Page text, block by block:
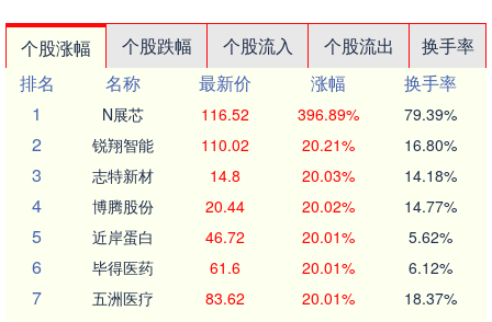
个股涨幅 个股跌幅 个股流入 个股流出
换手率
排名
名称 最新价 涨幅
换手率
1
N展芯 116.52 396.89% 79.39%
2 锐翔智能 110.02 20.21% 16.80%
3 志特新材 14.8 20.03% 14.18%
4 博腾股份 20.44 20.02% 14.77%
5 近岸蛋白 46.72 20.01% 5.62%
6 毕得医药 61.6 20.01% 6.12%
7 五洲医疗 83.62 20.01% 18.37%